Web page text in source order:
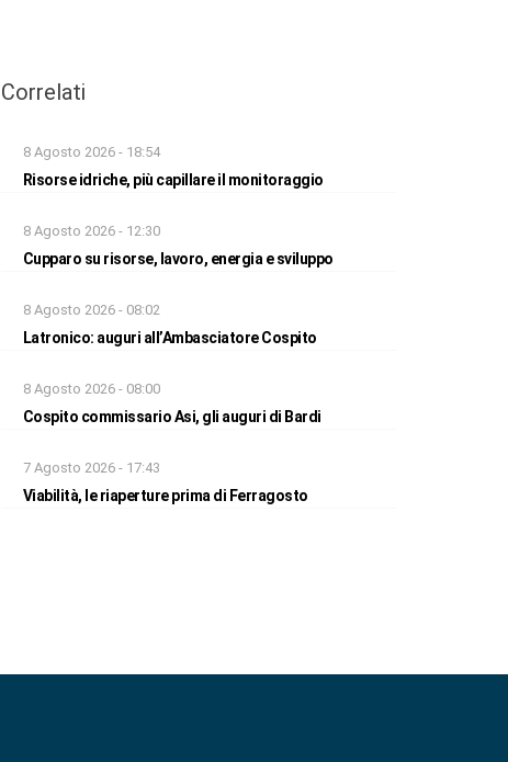
Correlati
8 Agosto 2026 - 18:54
Risorse idriche, più capillare il monitoraggio
8 Agosto 2026 - 12:30
Cupparo su risorse, lavoro, energia e sviluppo
8 Agosto 2026 - 08:02
Latronico: auguri all’Ambasciatore Cospito
8 Agosto 2026 - 08:00
Cospito commissario Asi, gli auguri di Bardi
7 Agosto 2026 - 17:43
Viabilità, le riaperture prima di Ferragosto